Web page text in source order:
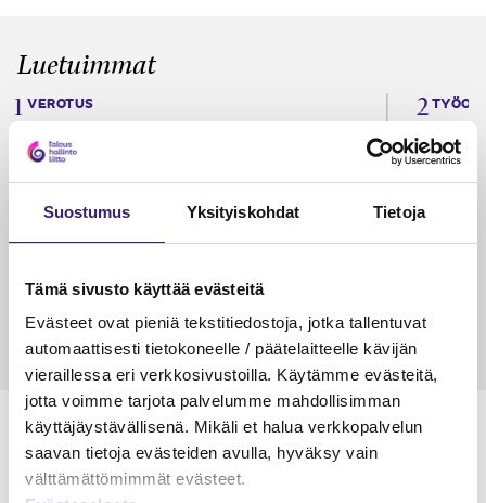
Suostumus Yksityiskohdat Tietoja
Tämä sivusto käyttää evästeitä
Evästeet ovat pieniä tekstitiedostoja, jotka tallentuvat
automaattisesti tietokoneelle / päätelaitteelle kävijän
vieraillessa eri verkkosivustoilla. Käytämme evästeitä,
jotta voimme tarjota palvelumme mahdollisimman
käyttäjäystävällisenä. Mikäli et halua verkkopalvelun
saavan tietoja evästeiden avulla, hyväksy vain
välttämättömimmät evästeet.
Luetuimmat
VEROTUS
Kulu­veloitukset arvon­lisä­
verotuksessa – omien kulujen
veloitus ja läpi­laskutus